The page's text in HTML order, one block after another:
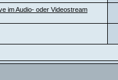
im Audio- oder Videostream